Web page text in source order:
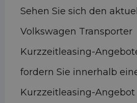
Sehen Sie sich den
Volkswagen Transporter
Kurzzeitleasing-
fordern Sie innerhalb
Kurzzeitleasing-Angebot